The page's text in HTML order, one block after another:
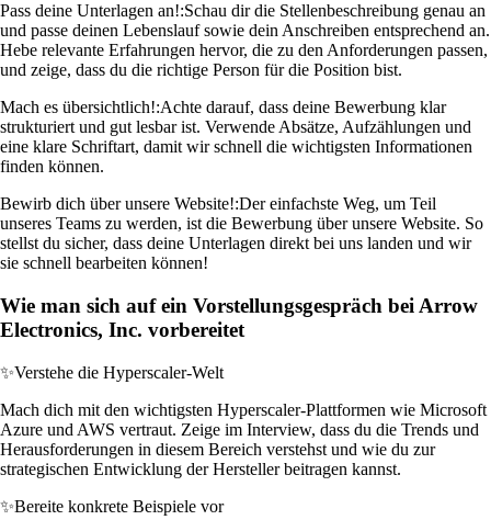
Pass deine Unterlagen an!:Schau dir die Stellenbeschreibung genau an
und passe deinen Lebenslauf sowie dein Anschreiben entsprechend an.
Hebe relevante Erfahrungen hervor, die zu den Anforderungen passen,
und zeige, dass du die richtige Person für die Position bist.
Mach es übersichtlich!:Achte darauf, dass deine Bewerbung klar
strukturiert und gut lesbar ist. Verwende Absätze, Aufzählungen und
eine klare Schriftart, damit wir schnell die wichtigsten Informationen
finden können.
Bewirb dich über unsere Website!:Der einfachste Weg, um Teil
unseres Teams zu werden, ist die Bewerbung über unsere Website. So
stellst du sicher, dass deine Unterlagen direkt bei uns landen und wir
sie schnell bearbeiten können!
Wie man sich auf ein Vorstellungsgespräch bei Arrow
Electronics, Inc. vorbereitet
✨Verstehe die Hyperscaler-Welt
Mach dich mit den wichtigsten Hyperscaler-Plattformen wie Microsoft
Azure und AWS vertraut. Zeige im Interview, dass du die Trends und
Herausforderungen in diesem Bereich verstehst und wie du zur
strategischen Entwicklung der Hersteller beitragen kannst.
✨Bereite konkrete Beispiele vor